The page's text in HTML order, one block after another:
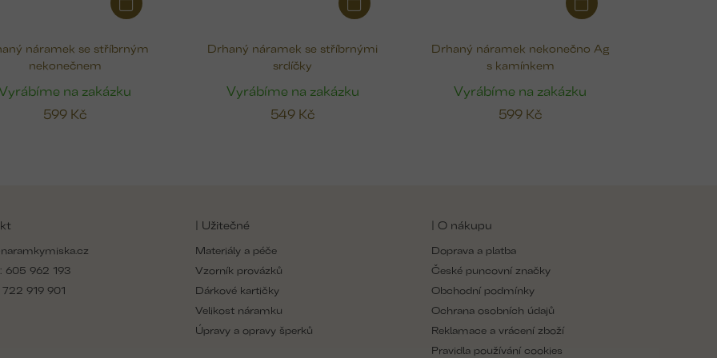
náramek se stříbrným
nekonečnem
na zakázku
599 Kč
Drhaný náramek se stříbrnými
srdíčky
Vyrábíme na zakázku
549 Kč
Drhaný náramek nekonečno Ag
s kamínkem
Vyrábíme na zakázku
599 Kč
605 962 193
722 919 901
| Užitečné
Materiály a péče
Vzorník provázků
Dárkové kartičky
Velikost náramku
Úpravy a opravy šperků
| O nákupu
Doprava a platba
České puncovní značky
Obchodní podmínky
Ochrana osobních údajů
Reklamace a vrácení zboží
Pravidla používání cookies